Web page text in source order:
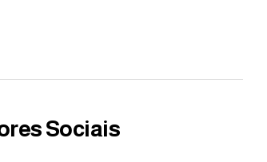
Sociais